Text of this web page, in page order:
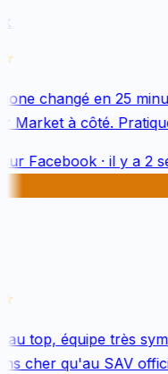
changé en 25
à côté.
Facebook· il y a 2
top, équipe très
cher qu'au SAV